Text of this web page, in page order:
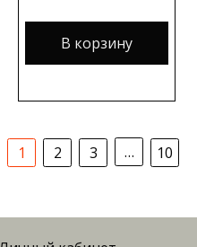
В корзину
1 2 3 … 10